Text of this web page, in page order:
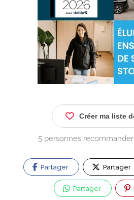
Créer ma liste
5 personnes
Partager Partager
Partager